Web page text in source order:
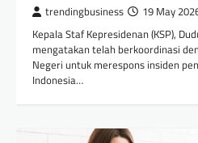
trendingbusiness 19 May
Kepala Staf Kepresidenan (KSP),
mengatakan telah berkoordinasi
Negeri untuk merespons insiden
Indonesia…